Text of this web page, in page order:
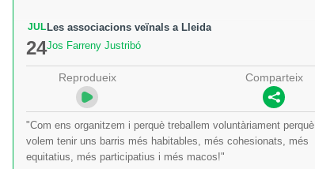
JUL
24
Les associacions veïnals a Lleida
Jos Farreny Justribó
Reprodueix Comparteix
"Com ens organitzem i perquè treballem voluntàriament perquè
volem tenir uns barris més habitables, més cohesionats, més
equitatius, més participatius i més macos!"